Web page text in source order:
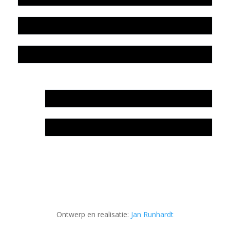
Ontwerp en realisatie: Jan Runhardt